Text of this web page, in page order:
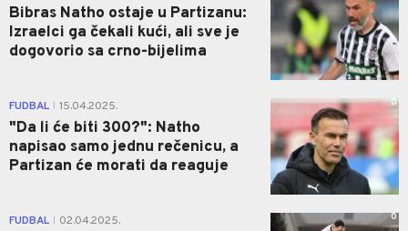
Bibras Natho ostaje u Partizanu:
Izraelci ga čekali kući, ali sve je
dogovorio sa crno-bijelima
FUDBAL 15.04.2025.
"Da li će biti 300?": Natho
napisao samo jednu rečenicu, a
Partizan će morati da reaguje
0
FUDBAL 02.04.2025. 0